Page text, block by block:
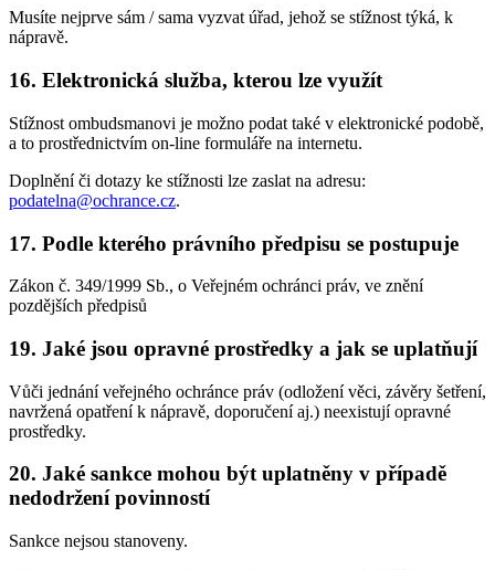
Musíte nejprve sám / sama vyzvat úřad, jehož se stížnost týká, k
nápravě.
16. Elektronická služba, kterou lze využít
Stížnost ombudsmanovi je možno podat také v elektronické podobě,
a to prostřednictvím on-line formuláře na internetu.
Doplnění či dotazy ke stížnosti lze zaslat na adresu:
podatelna@ochrance.cz.
17. Podle kterého právního předpisu se postupuje
Zákon č. 349/1999 Sb., o Veřejném ochránci práv, ve znění
pozdějších předpisů
19. Jaké jsou opravné prostředky a jak se uplatňují
Vůči jednání veřejného ochránce práv (odložení věci, závěry šetření,
navržená opatření k nápravě, doporučení aj.) neexistují opravné
prostředky.
20. Jaké sankce mohou být uplatněny v případě
nedodržení povinností
Sankce nejsou stanoveny.